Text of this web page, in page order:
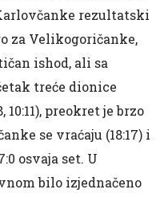
rezultatski
za Velikogoričanke,
ishod, ali sa
treće dionice
10:11), preokret je brzo
se vraćaju (18:17) i
osvaja set. U
bilo izjednačeno